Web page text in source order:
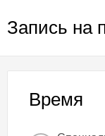
Запись на
Время